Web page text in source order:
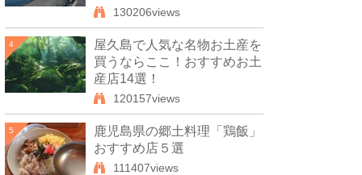
130206views
4
屋久島で人気な名物お土産を
買うならここ！おすすめお土
産店14選！
120157views
5
鹿児島県の郷土料理「鶏飯」
おすすめ店５選
111407views